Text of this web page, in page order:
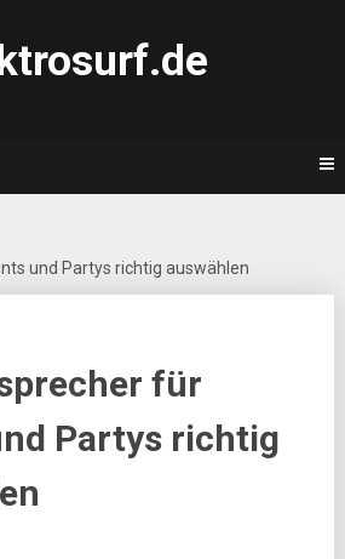
und Partys richtig auswählen
für
Partys richtig